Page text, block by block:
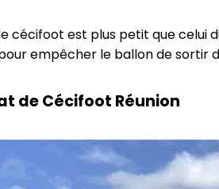
cécifoot est plus petit que
empêcher le ballon de sortir
de Cécifoot Réunion